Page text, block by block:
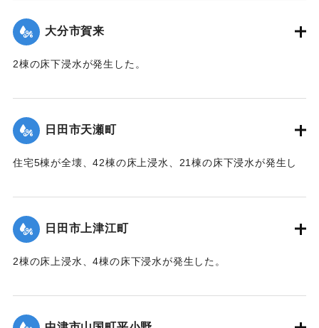
大分市賀来
2棟の床下浸水が発生した。
2020/7/6｜固有コード:
日田市天瀬町
住宅5棟が全壊、42棟の床上浸水、21棟の床下浸水が発生し
（第 37 報）】
｜固有コード:01215050
日田市上津江町
2棟の床上浸水、4棟の床下浸水が発生した。